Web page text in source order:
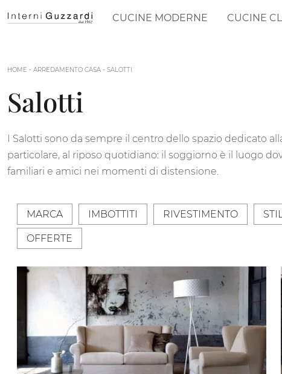
CUCINE MODERNE CUCINE
HOME - ARREDAMENTO CASA - SALOTTI
Salotti
I Salotti sono da sempre il centro dello spazio dedicato
particolare, al riposo quotidiano: il soggiorno è il luogo
familiari e amici nei momenti di distensione.
MARCA IMBOTTITI RIVESTIMENTO
OFFERTE